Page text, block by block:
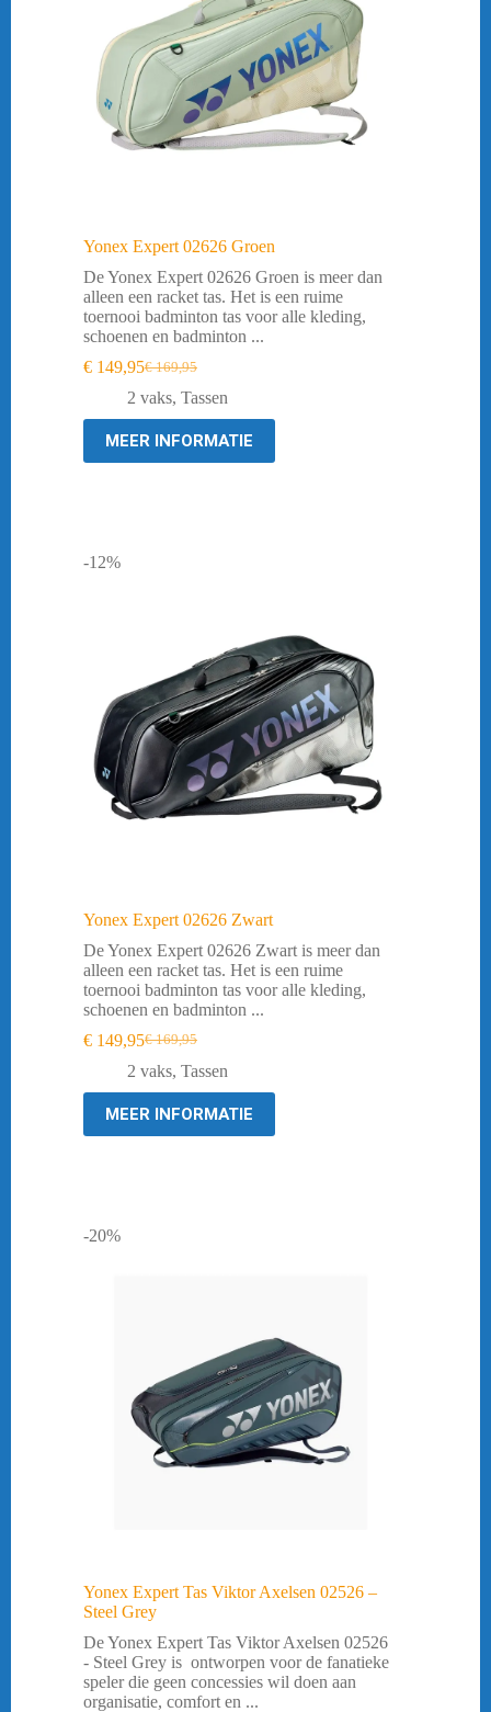
Yonex Expert 02626 Groen
De Yonex Expert 02626 Groen is meer dan
alleen een racket tas. Het is een ruime
toernooi badminton tas voor alle kleding,
schoenen en badminton ...
€169,95
Oorspronkelijke
prijs
was:
€ 169,95.
€ 149,95Huidige
prijs
is:
€ 149,95.
2 vaks, Tassen
MEER INFORMATIE
-12%
Yonex Expert 02626 Zwart
De Yonex Expert 02626 Zwart is meer dan
alleen een racket tas. Het is een ruime
toernooi badminton tas voor alle kleding,
schoenen en badminton ...
€169,95
Oorspronkelijke
prijs
€ 169,95.
€ 149,95Huidige
prijs
€ 149,95.
2 vaks, Tassen
MEER INFORMATIE
-20%
Yonex Expert Tas Viktor Axelsen 02526 –
Steel Grey
De Yonex Expert Tas Viktor Axelsen 02526
- Steel Grey is ontworpen voor de fanatieke
speler die geen concessies wil doen aan
organisatie, comfort en ...